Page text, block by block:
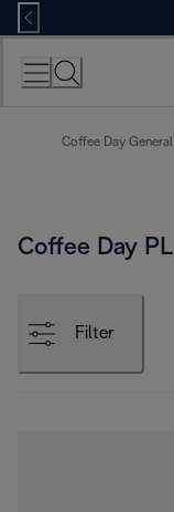
Skip
to
Content
Coffee Day General
Coffee Day PL
Filter